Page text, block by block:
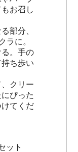
お召し
部分、
ラに。
る。手の
ち歩い
クリー
ぴった
てくだ
ット